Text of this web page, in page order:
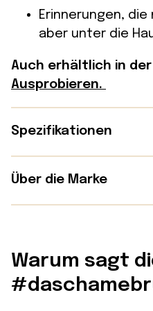
Erinnerungen,
aber unter die
Auch erhältlich in der
Ausprobieren.
Spezifikationen
Details
Material:Mattes,
Lieferumfang:
mit bis zu 10
Über die Marke
entstand aus dem
Familienmomente
Warum sagt